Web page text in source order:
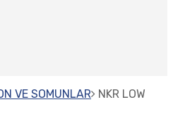
VE SOMUNLAR NKR LOW